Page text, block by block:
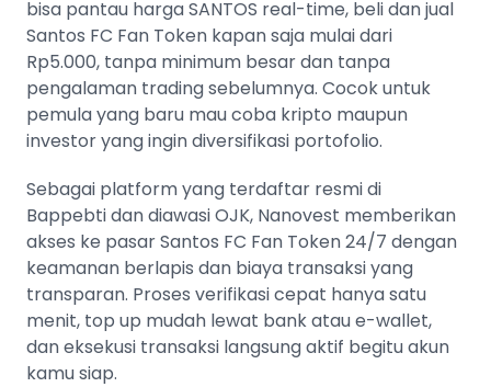
bisa pantau harga SANTOS real-time, beli dan jual
Santos FC Fan Token kapan saja mulai dari
Rp5.000, tanpa minimum besar dan tanpa
pengalaman trading sebelumnya. Cocok untuk
pemula yang baru mau coba kripto maupun
investor yang ingin diversifikasi portofolio.
Sebagai platform yang terdaftar resmi di
Bappebti dan diawasi OJK, Nanovest memberikan
akses ke pasar Santos FC Fan Token 24/7 dengan
keamanan berlapis dan biaya transaksi yang
transparan. Proses verifikasi cepat hanya satu
menit, top up mudah lewat bank atau e-wallet,
dan eksekusi transaksi langsung aktif begitu akun
kamu siap.